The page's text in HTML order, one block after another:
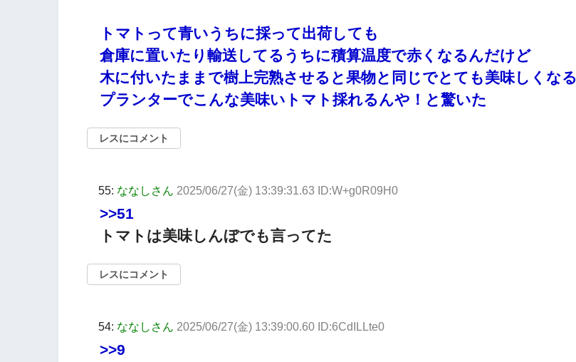
トマトって青いうちに採って出荷しても
倉庫に置いたり輸送してるうちに積算温度で赤くなるんだけど
木に付いたままで樹上完熟させると果物と同じでとても美味しくなる
プランターでこんな美味いトマト採れるんや！と驚いた
レスにコメント
55: ななしさん 2025/06/27(金) 13:39:31.63 ID:W+g0R09H0
>>51
トマトは美味しんぼでも言ってた
レスにコメント
54: ななしさん 2025/06/27(金) 13:39:00.60 ID:6CdILLte0
>>9